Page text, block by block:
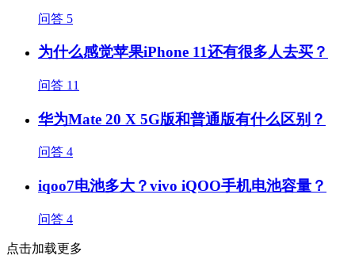
问答 5
为什么感觉苹果iPhone 11还有很多人去买？
问答 11
华为Mate 20 X 5G版和普通版有什么区别？
问答 4
iqoo7电池多大？vivo iQOO手机电池容量？
问答 4
点击加载更多